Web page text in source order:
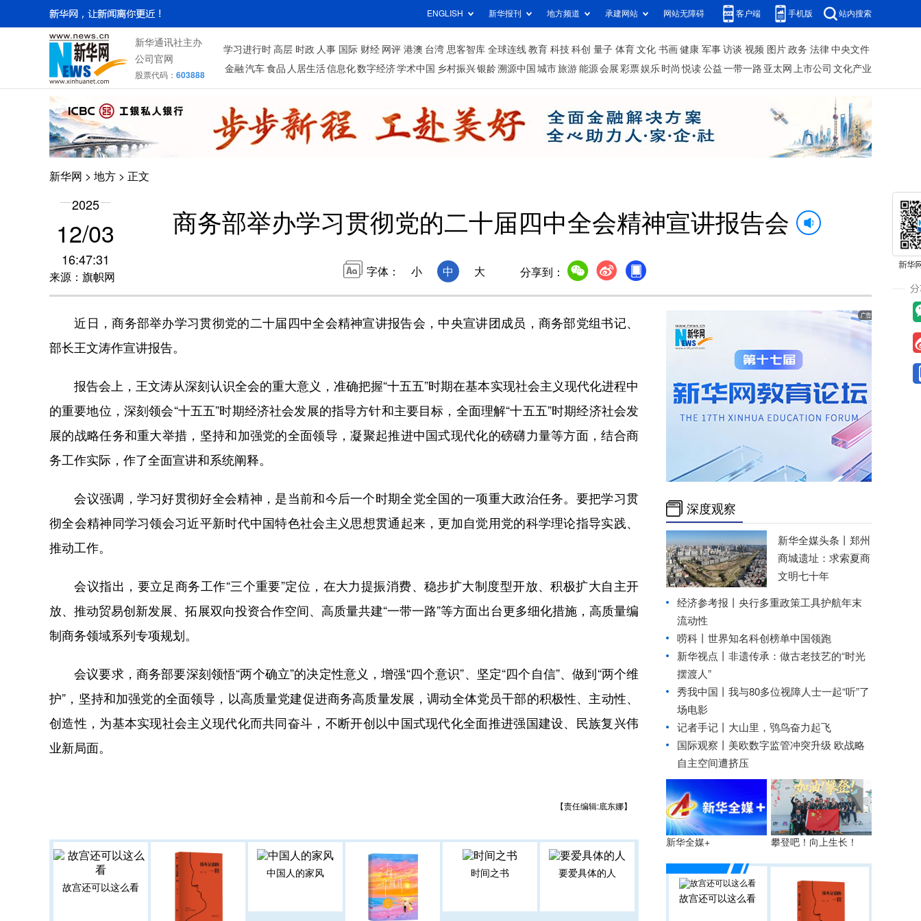
ENGLISH 新华报刊 地方频道 承建网站 网站无障碍 客户端 手机版 站内搜索
新华通讯社主办
公司官网
股票代码： 603888
学习进行时 高层 时政 人事 国际 财经 网评 港澳 台湾 思客智库 全球连线 教育 科技 科创 量子 体育 文化 书画 健康 军事 访谈 视频 图片 政务 法律 中央文件
金融 汽车 食品 人居生活信息化数字经济学术中国 乡村振兴银龄溯源中国 城市旅游 能源 会展 彩票娱乐 时尚 悦读 公益 一带一路 亚太网 上市公司 文化产业
新华网 > 地方 > 正文
2025
12/03
16:47:31
来源：旗帜网
商务部举办学习贯彻党的二十届四中全会精神宣讲报告会
字体： 小 中 大 分享到：
近日，商务部举办学习贯彻党的二十届四中全会精神宣讲报告会，中央宣讲团成员，商务部党组书记、
部长王文涛作宣讲报告。
报告会上，王文涛从深刻认识全会的重大意义，准确把握“十五五”时期在基本实现社会主义现代化进程中
的重要地位，深刻领会“十五五”时期经济社会发展的指导方针和主要目标，全面理解“十五五”时期经济社会发
展的战略任务和重大举措，坚持和加强党的全面领导，凝聚起推进中国式现代化的磅礴力量等方面，结合商
务工作实际，作了全面宣讲和系统阐释。
会议强调，学习好贯彻好全会精神，是当前和今后一个时期全党全国的一项重大政治任务。要把学习贯
彻全会精神同学习领会习近平新时代中国特色社会主义思想贯通起来，更加自觉用党的科学理论指导实践、
推动工作。
会议指出，要立足商务工作“三个重要”定位，在大力提振消费、稳步扩大制度型开放、积极扩大自主开
放、推动贸易创新发展、拓展双向投资合作空间、高质量共建“一带一路”等方面出台更多细化措施，高质量编
制商务领域系列专项规划。
会议要求，商务部要深刻领悟“两个确立”的决定性意义，增强“四个意识”、坚定“四个自信”、做到“两个维
护”，坚持和加强党的全面领导，以高质量党建促进商务高质量发展，调动全体党员干部的积极性、主动性、
创造性，为基本实现社会主义现代化而共同奋斗，不断开创以中国式现代化全面推进强国建设、民族复兴伟
业新局面。
【责任编辑:底东娜】
故宫还可以这么看
中国人的家风 时间之书 要爱具体的人
深度观察
新华全媒头条丨 郑州
商城遗址：求索夏商
文明七十年
经济参考报丨 央行多重政策工具护航年末
流动性
唠科丨世界知名科创榜单中国领跑
新华视点丨 非遗传承：做古老技艺的“时光
摆渡人”
秀我中国丨 我与80多位视障人士一起“听”了
场电影
记者手记丨大山里，鸮鸟奋力起飞
国际观察丨 美欧数字监管冲突升级 欧战略
自主空间遭挤压
新华全媒+ 攀登吧！向上生长！
故宫还可以这么看